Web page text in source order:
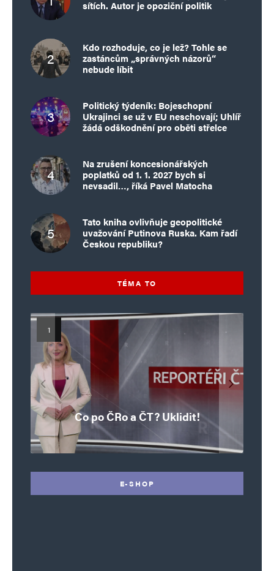
sítích. Autor je opoziční politik
Kdo rozhoduje, co je lež? Tohle se
zastáncům „správných názorů“
nebude líbit
Politický týdeník: Bojeschopní
Ukrajinci se už v EU neschovají; Uhlíř
žádá odškodnění pro oběti střelce
Na zrušení koncesionářských
poplatků od 1. 1. 2027 bych si
nevsadil…, říká Pavel Matocha
Tato kniha ovlivňuje geopolitické
uvažování Putinova Ruska. Kam řadí
Českou republiku?
TÉMA TO
Co po ČRo a ČT? Uklidit!
Islamistický teror v EU, 6. díl:
Brutální poprava 85letého
katolického kněze Jacquese
Hamela
Islamistický teror v EU, 5. díl:
Krvavé oslavy pádu Bastily
v Nice
Mýty o Václavu Klausovi:
Pivo, jazz, hádky, loajalita
i humor. Jakl boří legendy
o bývalém prezidentovi
Vymíráme a politici lžou:
porodnost nezachrání
dotace, byty ani zkrácené
úvazky
Pim Fortuyn: Muž, který se
nestihl stát premiérem
E-SHOP